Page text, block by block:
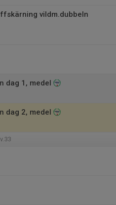
vildm.dubbeln
dag 1, medel
dag 2, medel
v.33